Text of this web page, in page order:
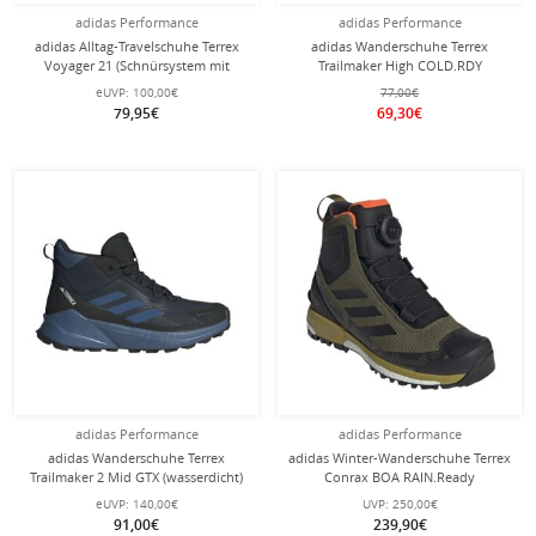
adidas Performance
adidas Alltag-Travelschuhe Terrex
Voyager 21 (Schnürsystem mit
Gummizug) silber/blau Herren
eUVP: 100,00€
79,95€
adidas Performance
adidas Wanderschuhe Terrex
Trailmaker High COLD.RDY
dunkelgrün Kinder
77,00€
69,30€
adidas Performance
adidas Wanderschuhe Terrex
Trailmaker 2 Mid GTX (wasserdicht)
schwarz/blau Herren
eUVP: 140,00€
91,00€
adidas Performance
adidas Winter-Wanderschuhe Terrex
Conrax BOA RAIN.Ready
(PrimaLoft® Isolation)
olivegrün/schwarz Herren
UVP: 250,00€
239,90€